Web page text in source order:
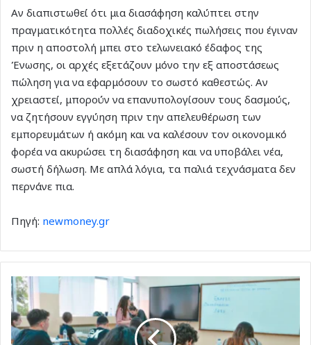
Αν διαπιστωθεί ότι μια διασάφηση καλύπτει στην
πραγματικότητα πολλές διαδοχικές πωλήσεις που έγιναν
πριν η αποστολή μπει στο τελωνειακό έδαφος της
Ένωσης, οι αρχές εξετάζουν μόνο την εξ αποστάσεως
πώληση για να εφαρμόσουν το σωστό καθεστώς. Αν
χρειαστεί, μπορούν να επανυπολογίσουν τους δασμούς,
να ζητήσουν εγγύηση πριν την απελευθέρωση των
εμπορευμάτων ή ακόμη και να καλέσουν τον οικονομικό
φορέα να ακυρώσει τη διασάφηση και να υποβάλει νέα,
σωστή δήλωση. Με απλά λόγια, τα παλιά τεχνάσματα δεν
περνάνε πια.
Πηγή: newmoney.gr
Όχι
στο
«μια
κι
έξω»